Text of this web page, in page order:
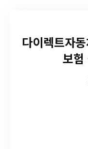
다이렉트자
보험